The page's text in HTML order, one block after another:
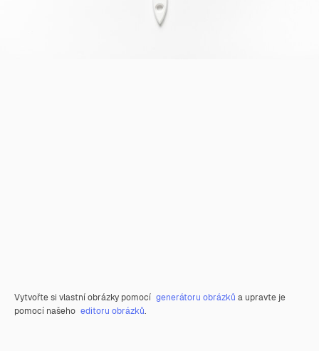
Vytvořte si vlastní obrázky pomocí generátoru obrázků a upravte je
pomocí našeho editoru obrázků.